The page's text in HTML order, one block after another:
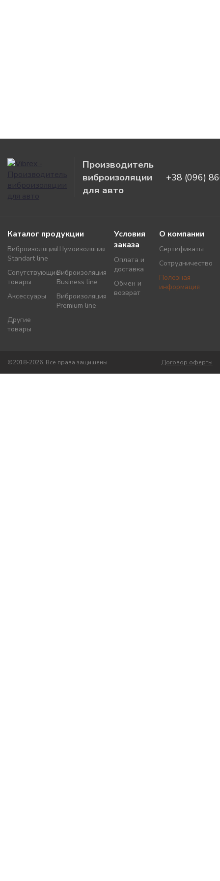
Производитель
виброизоляции
для авто
+38 (096)
Каталог продукции
Виброизоляция
Standart line
Виброизоляция
Business line
Виброизоляция
Premium line
Шумоизоляция
Аксессуары
Другие
товары
Сопутствующие
товары
Условия
заказа
Оплата и
доставка
Обмен и
возврат
О компании
Сертификаты
Сотрудничество
Полезная
информация
©2018-2026. Все права защищены Договор оферты